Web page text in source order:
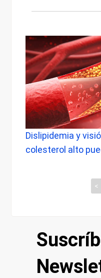
visión: cómo el
puede dañar tus ojos
<